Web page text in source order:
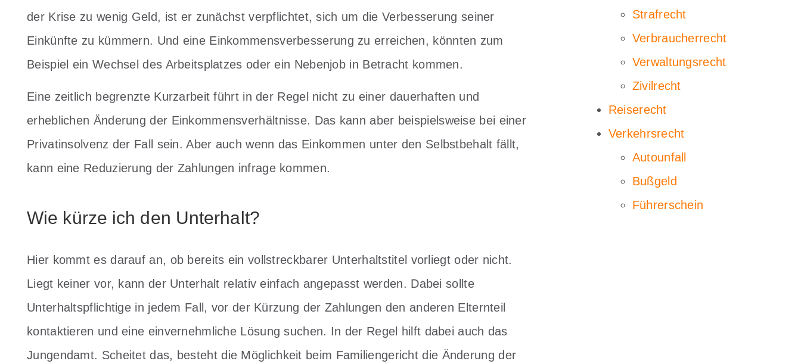
der Krise zu wenig Geld, ist er zunächst verpflichtet, sich um die Verbesserung seiner
Einkünfte zu kümmern. Und eine Einkommensverbesserung zu erreichen, könnten zum
Beispiel ein Wechsel des Arbeitsplatzes oder ein Nebenjob in Betracht kommen.
Eine zeitlich begrenzte Kurzarbeit führt in der Regel nicht zu einer dauerhaften und
erheblichen Änderung der Einkommensverhältnisse. Das kann aber beispielsweise bei einer
Privatinsolvenz der Fall sein. Aber auch wenn das Einkommen unter den Selbstbehalt fällt,
kann eine Reduzierung der Zahlungen infrage kommen.
Wie kürze ich den Unterhalt?
Hier kommt es darauf an, ob bereits ein vollstreckbarer Unterhaltstitel vorliegt oder nicht.
Liegt keiner vor, kann der Unterhalt relativ einfach angepasst werden. Dabei sollte
Unterhaltspflichtige in jedem Fall, vor der Kürzung der Zahlungen den anderen Elternteil
kontaktieren und eine einvernehmliche Lösung suchen. In der Regel hilft dabei auch das
Jungendamt. Scheitet das, besteht die Möglichkeit beim Familiengericht die Änderung der
Strafrecht
Verbraucherrecht
Verwaltungsrecht
Zivilrecht
Reiserecht
Verkehrsrecht
Autounfall
Bußgeld
Führerschein